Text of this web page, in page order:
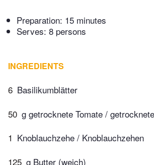
Preparation: 15 minutes
Serves: 8 persons
INGREDIENTS
6 Basilikumblätter
50 g getrocknete Tomate /
1 Knoblauchzehe / Knoblauchzehen
125 g Butter (weich)